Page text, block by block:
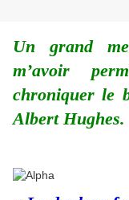
Un grand
m’avoir
chroniquer le
Albert Hughes.